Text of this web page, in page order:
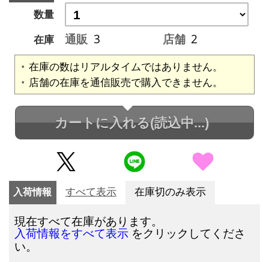
数量
在庫
通販 3 店舗 2
在庫の数はリアルタイムではありません。
店舗の在庫を通信販売で購入できません。
カートに入れる(読込中...)
入荷情報 すべて表示 在庫切のみ表示
現在すべて在庫があります。
入荷情報をすべて表示 をクリックしてくださ
い。